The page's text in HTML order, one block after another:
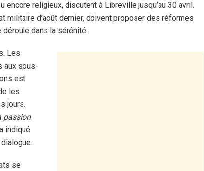
religieux, discutent à Libreville jusqu’au 30 avril.
militaire d’août dernier, doivent proposer des réformes
dans la sérénité.
Les
aux sous-
est
les
jours.
passion
indiqué
se